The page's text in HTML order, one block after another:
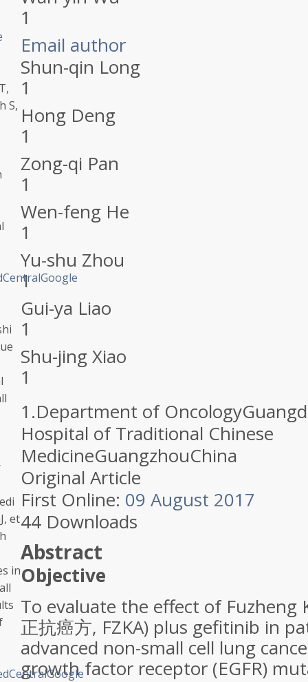
1
Email author
Shun-qin Long
1
Hong Deng
1
Zong-qi Pan
1
Wen-feng He
1
Yu-shu Zhou
1
Gui-ya Liao
1
Shu-jing Xiao
1
1.Department of Oncology
Hospital of Traditional Chinese
MedicineGuangzhouChina
Original Article
First Online: 09 August 2017
44 Downloads
Abstract
Objective
To evaluate the effect of Fuzheng
正抗癌方, FZKA) plus gefitinib in
advanced non-small cell lung
growth factor receptor (EGFR)
S,
Google
et
in
Google